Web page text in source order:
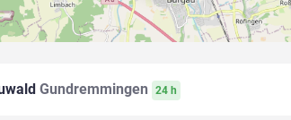
Gundremmingen 24 h